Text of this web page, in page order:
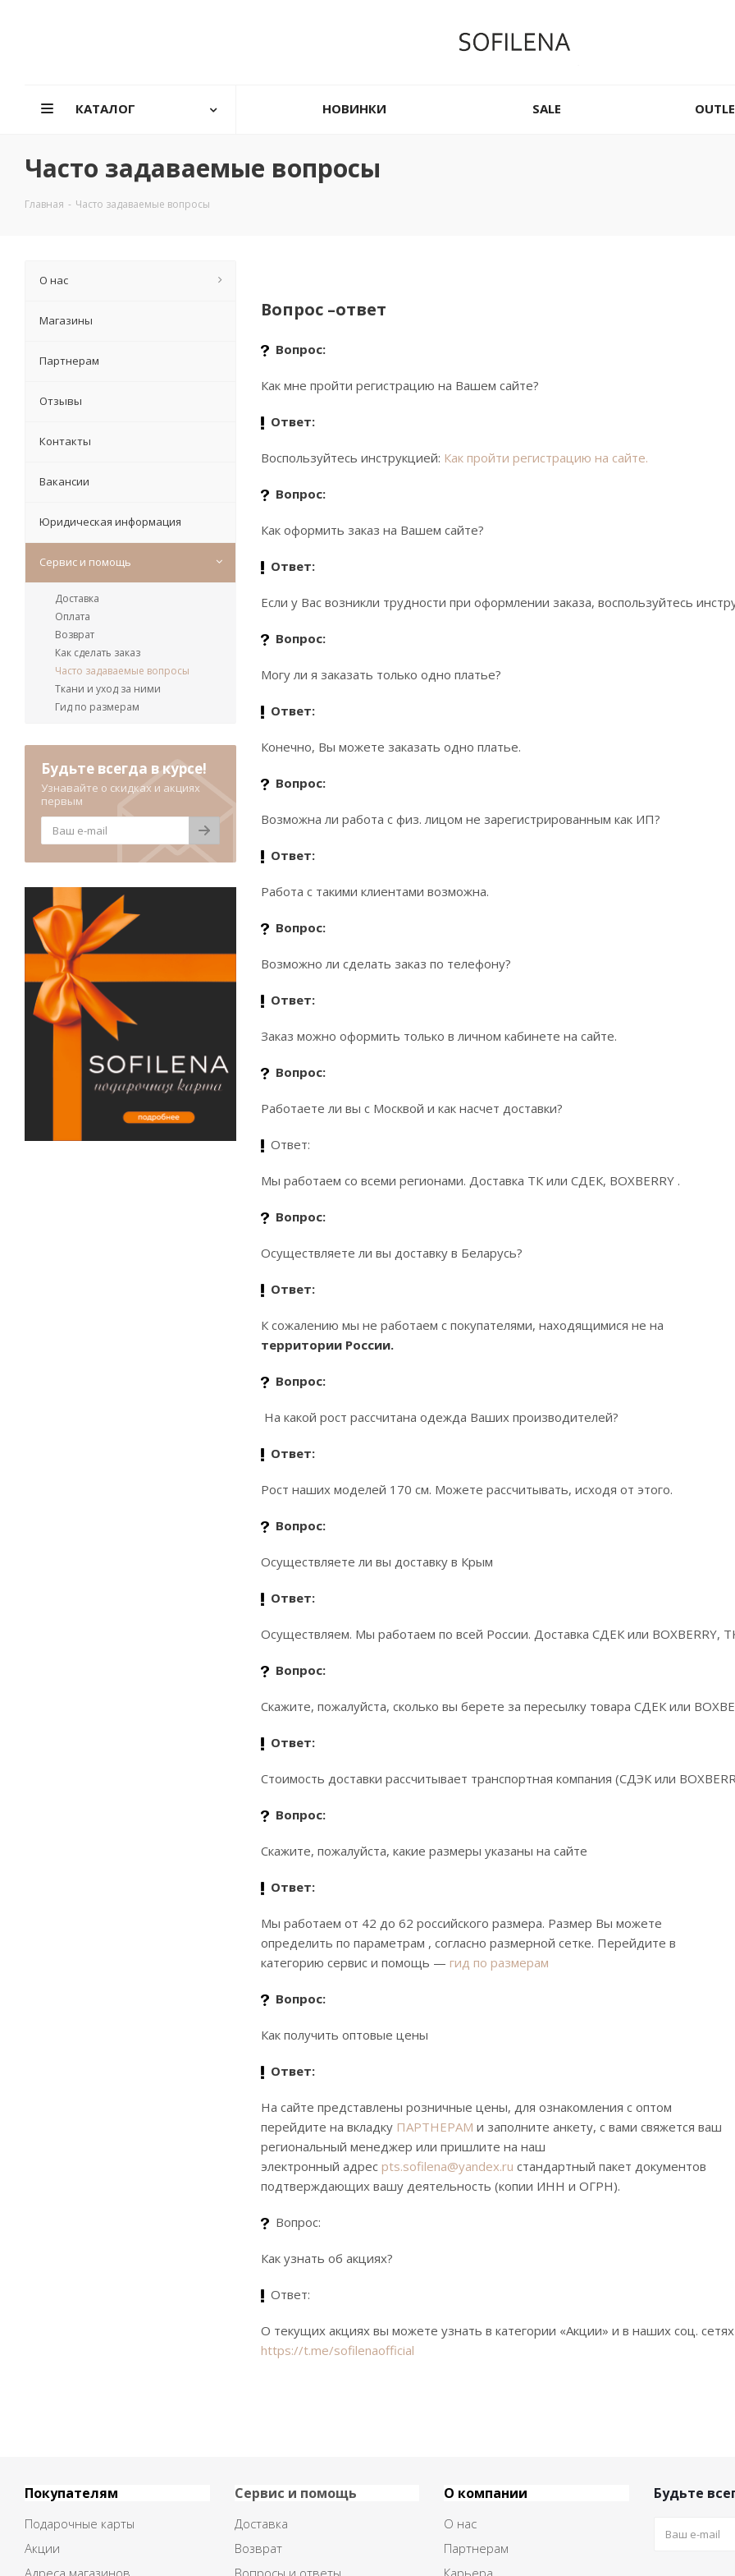
КАТАЛОГ НОВИНКИ SALE
Часто задаваемые вопросы
Главная - Часто задаваемые вопросы
Вопрос –ответ
Вопрос:
Как мне пройти регистрацию на Вашем сайте?
Ответ:
Воспользуйтесь инструкцией: Как пройти регистрацию на сайте.
Вопрос:
Как оформить заказ на Вашем сайте?
Ответ:
Если у Вас возникли трудности при оформлении заказа, воспользуйтесь
Вопрос:
Могу ли я заказать только одно платье?
Ответ:
Конечно, Вы можете заказать одно платье.
Вопрос:
Возможна ли работа с физ. лицом не зарегистрированным как ИП?
Ответ:
Работа с такими клиентами возможна.
Вопрос:
Возможно ли сделать заказ по телефону?
Ответ:
Заказ можно оформить только в личном кабинете на сайте.
Вопрос:
Работаете ли вы с Москвой и как насчет доставки?
Ответ:
Мы работаем со всеми регионами. Доставка ТК или СДЕК, BOXBERRY .
Вопрос:
Осуществляете ли вы доставку в Беларусь?
Ответ:
К сожалению мы не работаем с покупателями, находящимися не на
территории России.
Вопрос:
На какой рост рассчитана одежда Ваших производителей?
Ответ:
Рост наших моделей 170 см. Можете рассчитывать, исходя от этого.
Вопрос:
Осуществляете ли вы доставку в Крым
Ответ:
Осуществляем. Мы работаем по всей России. Доставка СДЕК или BOXBERRY,
Вопрос:
Скажите, пожалуйста, сколько вы берете за пересылку товара СДЕК или
Ответ:
Стоимость доставки рассчитывает транспортная компания (СДЭК или
Вопрос:
Скажите, пожалуйста, какие размеры указаны на сайте
Ответ:
Мы работаем от 42 до 62 российского размера. Размер Вы можете
определить по параметрам , согласно размерной сетке. Перейдите в
категорию сервис и помощь — гид по размерам
Вопрос:
Как получить оптовые цены
Ответ:
На сайте представлены розничные цены, для ознакомления с оптом
перейдите на вкладку ПАРТНЕРАМ и заполните анкету, с вами свяжется ваш
региональный менеджер или пришлите на наш
электронный адрес pts.sofilena@yandex.ru стандартный пакет документов
подтверждающих вашу деятельность (копии ИНН и ОГРН).
Вопрос:
Как узнать об акциях?
Ответ:
О текущих акциях вы можете узнать в категории «Акции» и в наших соц. сетях
https://t.me/sofilenaofficial
О нас
Магазины
Партнерам
Отзывы
Контакты
Вакансии
Юридическая информация
Сервис и помощь
Доставка
Оплата
Возврат
Как сделать заказ
Часто задаваемые вопросы
Ткани и уход за ними
Гид по размерам
Будьте всегда в курсе!
Узнавайте о скидках и акциях
первым
Покупателям
Подарочные карты
Акции
Адреса магазинов
Сервис и помощь
Доставка
Возврат
Вопросы и ответы
О компании
О нас
Партнерам
Карьера
Будьте